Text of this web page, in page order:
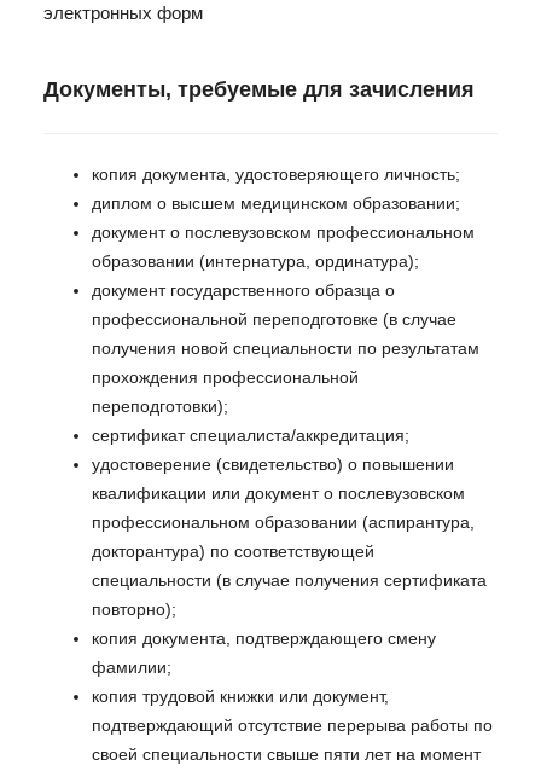
электронных форм
Документы, требуемые для зачисления
копия документа, удостоверяющего личность;
диплом о высшем медицинском образовании;
документ о послевузовском профессиональном
образовании (интернатура, ординатура);
документ государственного образца о
профессиональной переподготовке (в случае
получения новой специальности по результатам
прохождения профессиональной
переподготовки);
сертификат специалиста/аккредитация;
удостоверение (свидетельство) о повышении
квалификации или документ о послевузовском
профессиональном образовании (аспирантура,
докторантура) по соответствующей
специальности (в случае получения сертификата
повторно);
копия документа, подтверждающего смену
фамилии;
копия трудовой книжки или документ,
подтверждающий отсутствие перерыва работы по
своей специальности свыше пяти лет на момент